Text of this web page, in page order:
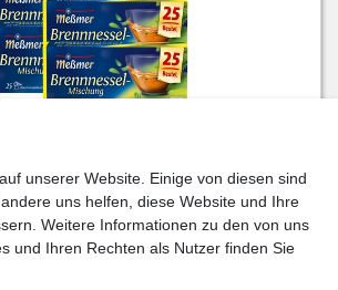
12,28 € *
Kilogramm | 61,40 € / Kilogramm
unserer Website. Einige von diesen sind
uns helfen, diese Website und Ihre
Weitere Informationen zu den von uns
und Ihren Rechten als Nutzer finden Sie